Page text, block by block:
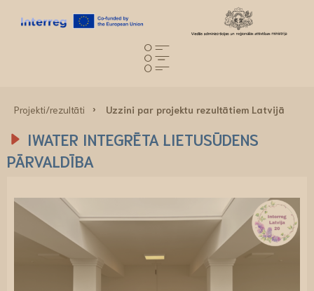
Projekti/rezultāti Uzzini par projektu rezultātiem Latvijā
IWATER INTEGRĒTA LIETUSŪDENS
PĀRVALDĪBA